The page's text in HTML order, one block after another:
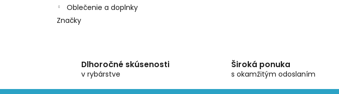
Oblečenie a doplnky
Značky
Dlhoročné skúsenosti
v rybárstve
Široká ponuka
s okamžitým odoslaním